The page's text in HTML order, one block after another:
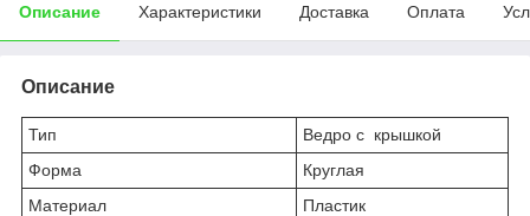
Описание Характеристики Доставка Оплата
Описание
Тип
Ведро с крышкой
Форма
Круглая
Материал
Пластик